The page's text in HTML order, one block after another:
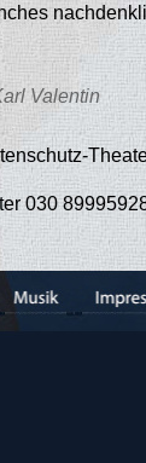
Valentin
030